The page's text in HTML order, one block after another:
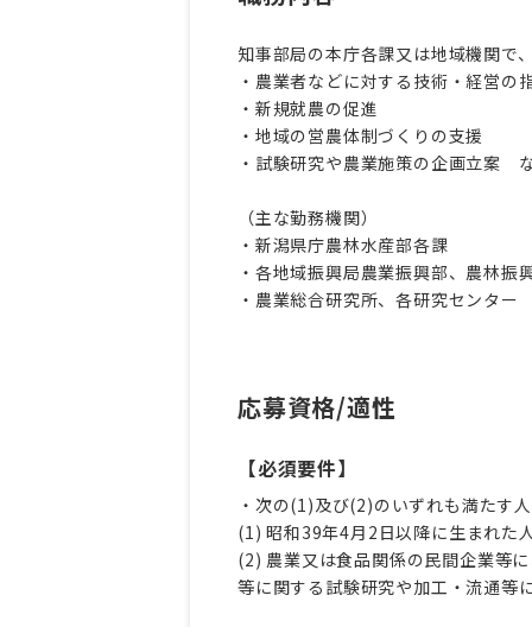
知事部局の本庁各課又は地域機関で
・農業者などに対する技術・経営の
・新規就農の促進
・地域の営農体制づくりの支援
・試験研究や農業施策の企画立案
（主な勤務機関）
・新潟県庁農林水産部各課
・各地域振興局農業振興部、農林振
・農業総合研究所、各研究センター
応募資格/適性
【必須要件】
・次の(1)及び(2)のいずれも満たす人
(1) 昭和39年4月2日以降に生まれた
(2) 農業又は食品関係の民間企業等
等に関する試験研究や加工・流通等